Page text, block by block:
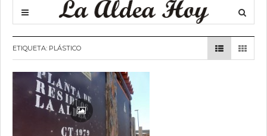
ETIQUETA: PLÁSTICO